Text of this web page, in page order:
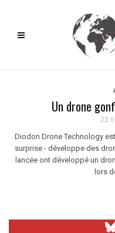
Un drone
22
Diodon Drone Technology
surprise - développe des
lancée ont développé un
lors